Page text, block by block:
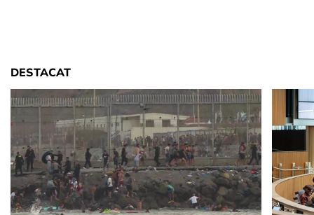
DESTACAT